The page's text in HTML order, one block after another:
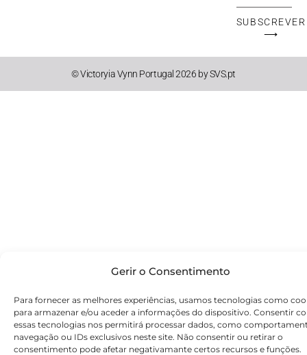
Gerir o Consentimento
Para fornecer as melhores experiências, usamos tecnologias como
para armazenar e/ou aceder a informações do dispositivo. Consentir
essas tecnologias nos permitirá processar dados, como
navegação ou IDs exclusivos neste site. Não consentir ou retirar o
consentimento pode afetar negativamante certos recursos e funções.
Mail
SUBSCREVER
⟶
© Victoryia Vynn Portugal 2026 by SVS.pt